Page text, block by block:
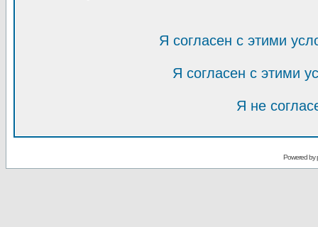
Я согласен с этими
Я согласен с этими
Я не
Powered by